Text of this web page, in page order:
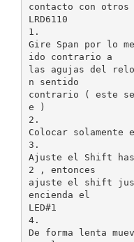
contacto con otros
LRD6110
1.
Gire Span por lo
ido contrario a
las agujas del
n sentido
contrario ( este
e )
2.
Colocar
3.
Ajuste el Shift
2 , entonces
ajuste el shift
encienda el
LED#1
4.
De forma lenta